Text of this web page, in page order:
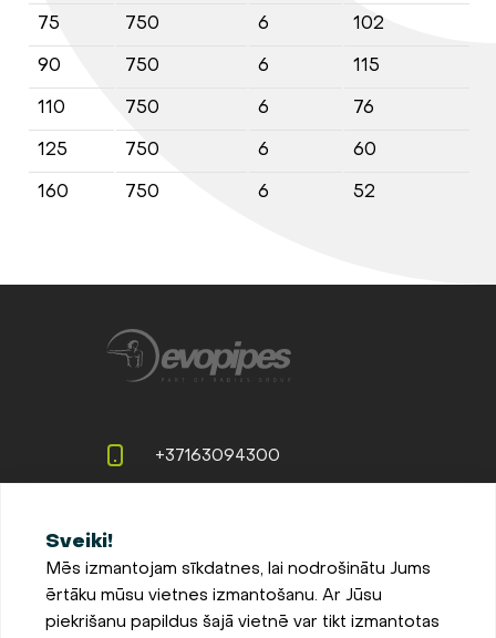
75
750 6 102
90
750 6 115
110
750 6 76
125
750 6 60
160
750 6 52
Sveiki!
Mēs izmantojam sīkdatnes, lai nodrošinātu Jums
ērtāku mūsu vietnes izmantošanu. Ar Jūsu
piekrišanu papildus šajā vietnē var tikt izmantotas
+37163094300
LV-3002, Latvija
Pieteikties jaunumiem